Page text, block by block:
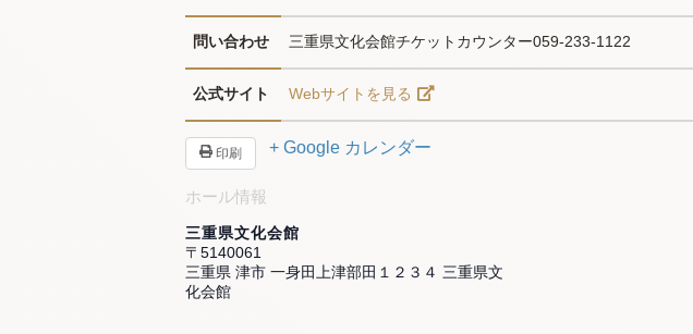
問い合わせ 三重県文化会館チケットカウンター059-233-1122
公式サイト Webサイトを見る
印刷 + Google カレンダー
ホール情報
三重県文化会館
〒5140061
三重県 津市 一身田上津部田１２３４ 三重県文
化会館